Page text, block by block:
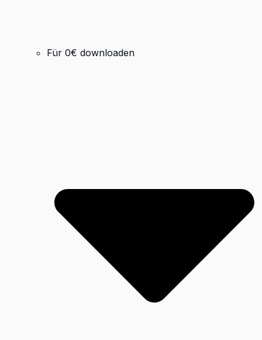
Für 0€ downloaden